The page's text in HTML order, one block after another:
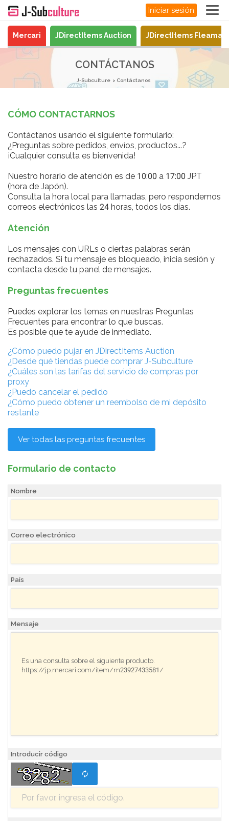
Iniciar sesión
Mercari JDirectItems Auction JDirectItems
CONTÁCTANOS
J-Subculture Contáctanos
CÓMO CONTACTARNOS
Contáctanos usando el siguiente formulario:
¿Preguntas sobre pedidos, envíos, productos...?
¡Cualquier consulta es bienvenida!
Nuestro horario de atención es de 10:00 a 17:00 JPT
(hora de Japón).
Consulta la hora local para llamadas, pero respondemos
correos electrónicos las 24 horas, todos los días.
Atención
Los mensajes con URLs o ciertas palabras serán
rechazados. Si tu mensaje es bloqueado, inicia sesión y
contacta desde tu panel de mensajes.
Preguntas frecuentes
Puedes explorar los temas en nuestras Preguntas
Frecuentes para encontrar lo que buscas.
Es posible que te ayude de inmediato.
¿Cómo puedo pujar en JDirectItems Auction
¿Desde qué tiendas puede comprar J-Subculture
¿Cuáles son las tarifas del servicio de compras por
proxy
¿Puedo cancelar el pedido
¿Cómo puedo obtener un reembolso de mi depósito
restante
Ver todas las preguntas frecuentes
Formulario de contacto
Nombre
Correo electrónico
País
Mensaje
Introducir código